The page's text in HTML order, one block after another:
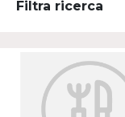
Filtra ricerca